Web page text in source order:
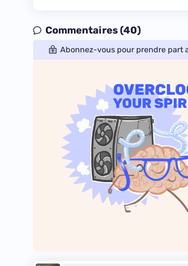
Commentaires (40)
Abonnez-vous pour prendre part